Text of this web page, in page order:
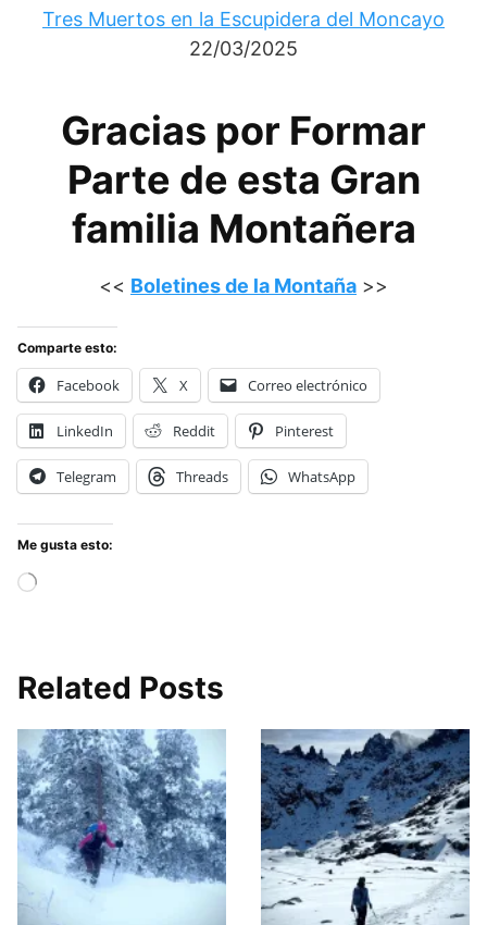
Tres Muertos en la Escupidera del Moncayo
22/03/2025
Gracias por Formar
Parte de esta Gran
familia Montañera
<< Boletines de la Montaña >>
Comparte esto:
Facebook X Correo electrónico
LinkedIn Reddit Pinterest
Telegram Threads WhatsApp
Me gusta esto:
Cargando...
Related Posts